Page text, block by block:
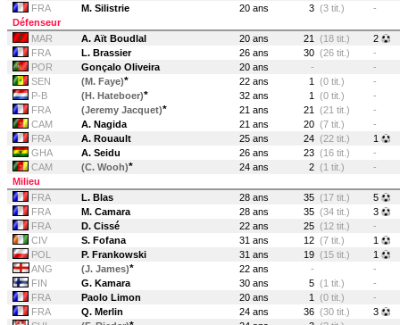
FRA
M. Silistrie 20 ans 3 (3 tit.)
-
Défenseur
MAR
A. Aït Boudlal 20 ans 21 (18 tit.)
2
FRA
L. Brassier 26 ans 30 (26 tit.)
-
POR
Gonçalo Oliveira 20 ans -
-
SEN
(M. Faye)* 22 ans 1 (0 tit.)
-
P-B
(H. Hateboer)* 32 ans 1 (0 tit.)
-
FRA
(Jeremy Jacquet)* 21 ans 21 (21 tit.)
-
CAM
A. Nagida 21 ans 20 (7 tit.)
-
FRA
A. Rouault 25 ans 24 (22 tit.)
1
GHA
A. Seidu 26 ans 23 (16 tit.)
-
CAM
(C. Wooh)* 24 ans 2 (1 tit.)
-
Milieu
FRA
L. Blas 28 ans 35 (17 tit.)
5
FRA
M. Camara 28 ans 35 (34 tit.)
3
FRA
D. Cissé 22 ans 25 (12 tit.)
-
CIV
S. Fofana 31 ans 12 (7 tit.)
1
POL
P. Frankowski 31 ans 19 (15 tit.)
1
ANG
(J. James)* 22 ans -
-
FIN
G. Kamara 30 ans 5 (1 tit.)
-
FRA
Paolo Limon 20 ans 1 (0 tit.)
-
FRA
Q. Merlin 24 ans 36 (30 tit.)
3